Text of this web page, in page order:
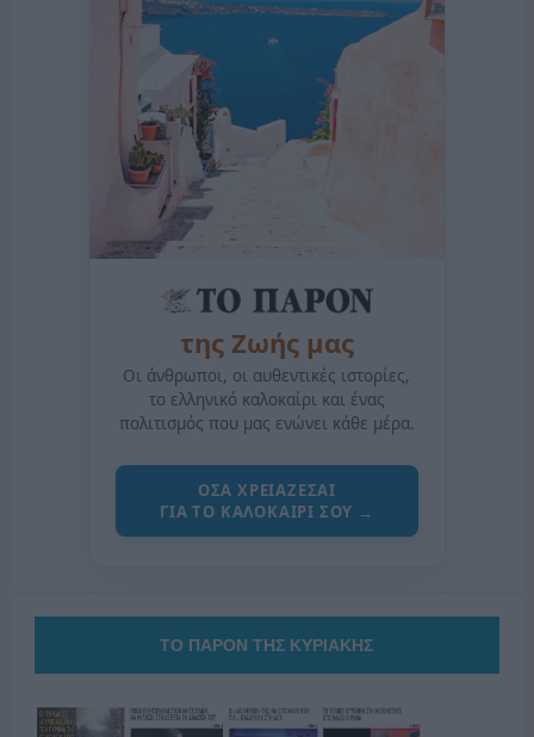
της Ζωής μας
Οι άνθρωποι, οι αυθεντικές ιστορίες,
το ελληνικό καλοκαίρι και ένας
πολιτισμός που μας ενώνει κάθε μέρα.
ΟΣΑ ΧΡΕΙΑΖΕΣΑΙ
ΓΙΑ ΤΟ ΚΑΛΟΚΑΙΡΙ ΣΟΥ →
ΤΟ ΠΑΡΟΝ ΤΗΣ ΚΥΡΙΑΚΗΣ